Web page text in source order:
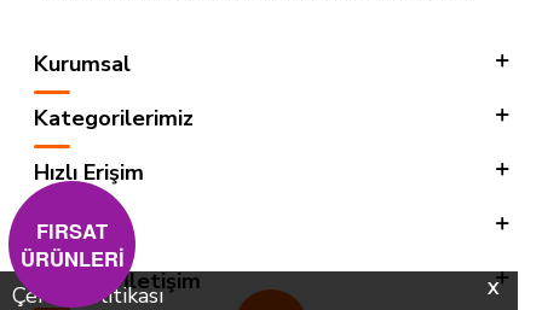
X
Çerez Politikası
Kurumsal
Kategorilerimiz
Hızlı Erişim
Sosyal
Adres & İletişim
FIRSAT
ÜRÜNLERİ